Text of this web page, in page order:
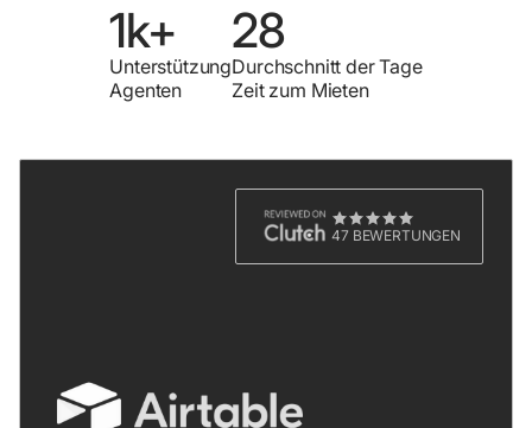
1k+
Unterstützung
Agenten
28
Durchschnitt der Tage
Zeit zum Mieten
47 BEWERTUNGEN